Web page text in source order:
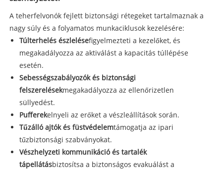
A teherfelvonók fejlett biztonsági rétegeket tartalmaznak a
nagy súly és a folyamatos munkaciklusok kezelésére:
Túlterhelés észlelésefigyelmezteti a kezelőket, és
megakadályozza az aktiválást a kapacitás túllépése
esetén.
Sebességszabályozók és biztonsági
felszerelésekmegakadályozza az ellenőrizetlen
süllyedést.
Pufferekelnyeli az erőket a vészleállítások során.
Tűzálló ajtók és füstvédelemtámogatja az ipari
tűzbiztonsági szabványokat.
Vészhelyzeti kommunikáció és tartalék
tápellátásbiztosítsa a biztonságos evakuálást a